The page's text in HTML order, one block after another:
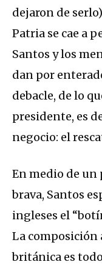
dejaron de
Patria se cae a
Santos y los
dan por
debacle, de lo
presidente, es
negocio: el
En medio de un
brava, Santos
ingleses el
La composición
británica es